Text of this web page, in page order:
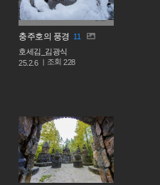
충주호의 풍경 11
호세김_김광식
25.2.6
조회228